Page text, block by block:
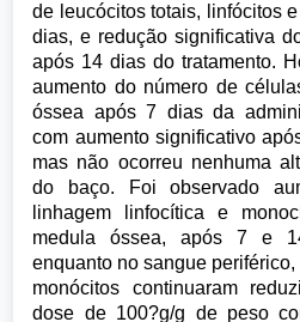
de leucócitos totais, linfócitos
dias, e redução significativa
após 14 dias do tratamento.
aumento do número de
óssea após 7 dias da
com aumento significativo
mas não ocorreu nenhuma
do baço. Foi observado
linhagem linfocítica e
medula óssea, após 7 e
enquanto no sangue
monócitos continuaram
dose de 100?g/g de peso